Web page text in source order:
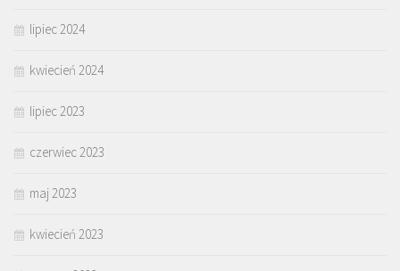
lipiec 2024
kwiecień 2024
lipiec 2023
czerwiec 2023
maj 2023
kwiecień 2023